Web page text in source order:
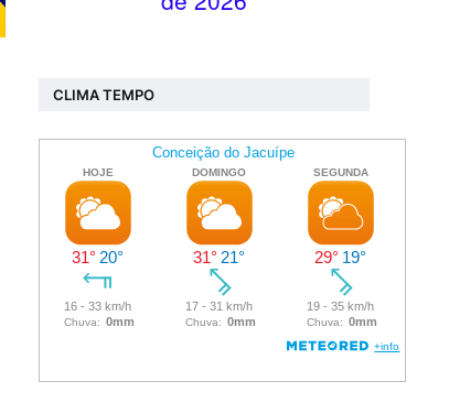
CLIMA TEMPO